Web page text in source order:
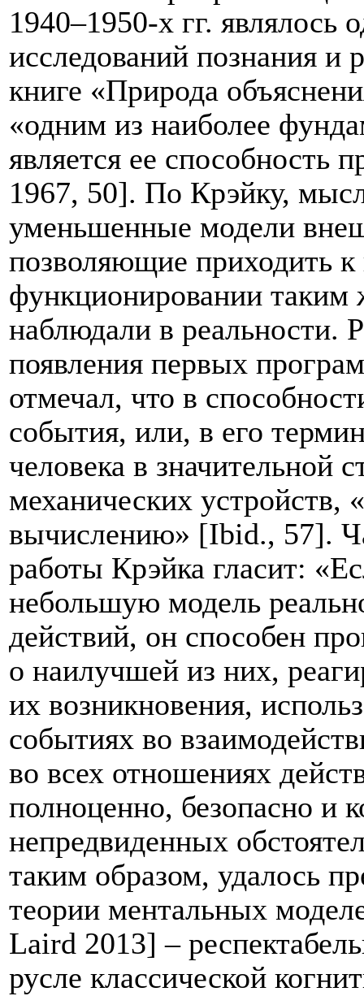
1940–1950-х гг.
исследований познания и
книге «Природа
«одним из наиболее
является ее способность
1967, 50]. По Крэйку,
уменьшенные модели
позволяющие приходить
функционировании таким
наблюдали в реальности.
появления первых
отмечал, что в
события, или, в его
человека в значительной
механических
вычислению» [Ibid., 57].
работы Крэйка гласит:
небольшую модель
действий, он способен
о наилучшей из них,
их возникновения,
событиях во
во всех отношениях
полноценно, безопасно и
непредвиденных
таким образом, удалось
теории ментальных
Laird 2013] –
русле классической